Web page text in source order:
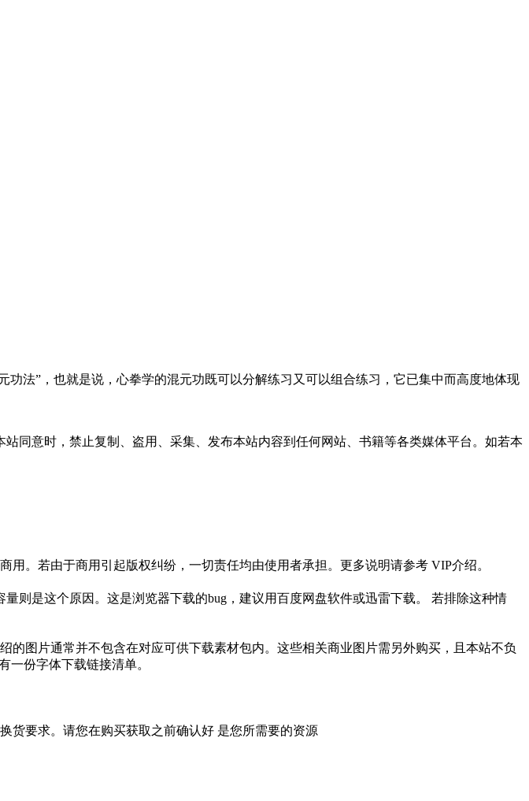
法”，也就是说，心拳学的混元功既可以分解练习又可以组合练习，它已集中而高度地体现
同意时，禁止复制、盗用、采集、发布本站内容到任何网站、书籍等各类媒体平台。如若本
。若由于商用引起版权纠纷，一切责任均由使用者承担。更多说明请参考 VIP介绍。
则是这个原因。这是浏览器下载的bug，建议用百度网盘软件或迅雷下载。 若排除这种情
图片通常并不包含在对应可供下载素材包内。这些相关商业图片需另外购买，且本站不负
一份字体下载链接清单。
货要求。请您在购买获取之前确认好 是您所需要的资源